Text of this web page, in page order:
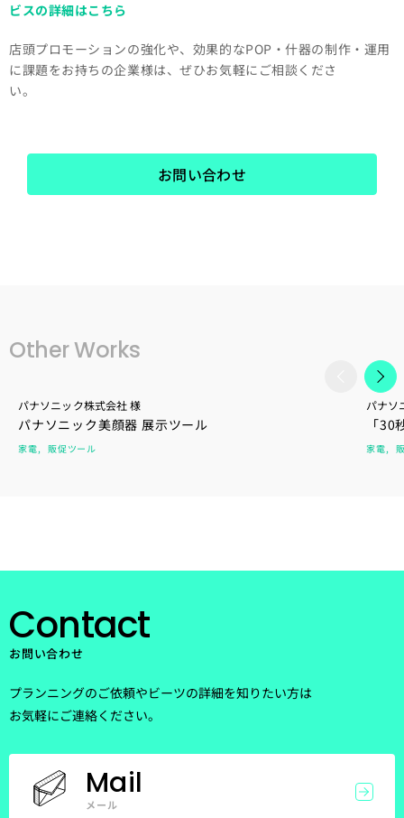
ビスの詳細はこちら
店頭プロモーションの強化や、効果的なPOP・什器の制作・運用
に課題をお持ちの企業様は、ぜひお気軽にご相談くださ
い。
お問い合わせ
Other Works
パナソニック株式会社 様
パナソニック美顔器 展示ツール
家電 販促ツール
パナソ
「
家電
Contact
お問い合わせ
プランニングのご依頼やビーツの詳細を知りたい方は
お気軽にご連絡ください。
Mail
メール